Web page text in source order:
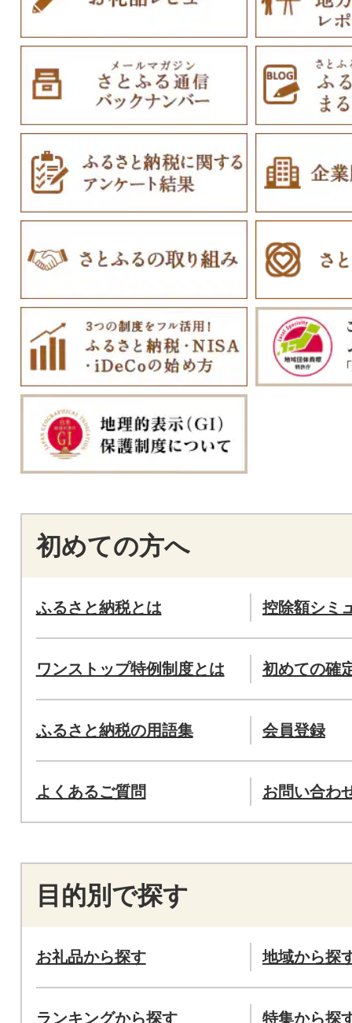
初めての方へ
ふるさと納税とは 控除額シミ
ワンストップ特例制度とは 初めての確
ふるさと納税の用語集 会員登録
よくあるご質問 お問い合わ
目的別で探す
お礼品から探す 地域から探
ランキングから探す 特集から探